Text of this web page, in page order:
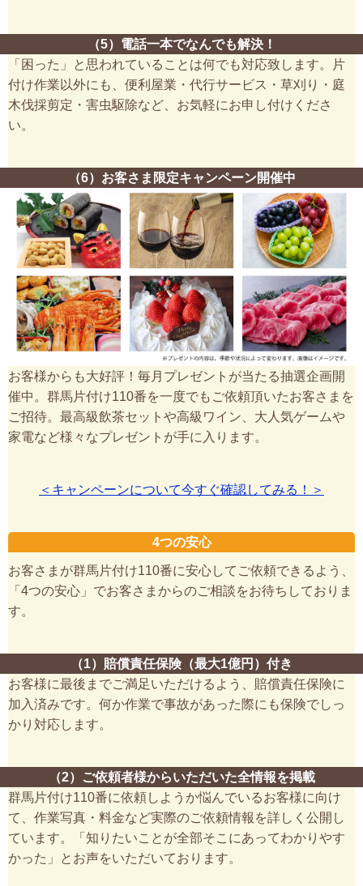
（5）電話一本でなんでも解決！
「困った」と思われていることは何でも対応致します。片
付け作業以外にも、便利屋業・代行サービス・草刈り・庭
木伐採剪定・害虫駆除など、お気軽にお申し付けくださ
い。
（6）お客さま限定キャンペーン開催中
お客様からも大好評！毎月プレゼントが当たる抽選企画開
催中。群馬片付け110番を一度でもご依頼頂いたお客さまを
ご招待。最高級飲茶セットや高級ワイン、大人気ゲームや
家電など様々なプレゼントが手に入ります。
＜キャンペーンについて今すぐ確認してみる！＞
4つの安心
お客さまが群馬片付け110番に安心してご依頼できるよう、
「4つの安心」でお客さまからのご相談をお待ちしておりま
す。
（1）賠償責任保険（最大1億円）付き
お客様に最後までご満足いただけるよう、賠償責任保険に
加入済みです。何か作業で事故があった際にも保険でしっ
かり対応します。
（2）ご依頼者様からいただいた全情報を掲載
群馬片付け110番に依頼しようか悩んでいるお客様に向け
て、作業写真・料金など実際のご依頼情報を詳しく公開し
ています。「知りたいことが全部そこにあってわかりやす
かった」とお声をいただいております。